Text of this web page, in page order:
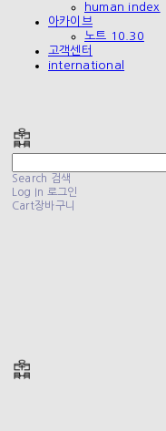
human index
아카이브
노트 10.30
고객센터
international
Search 검색
Log In 로그인
Cart장바구니